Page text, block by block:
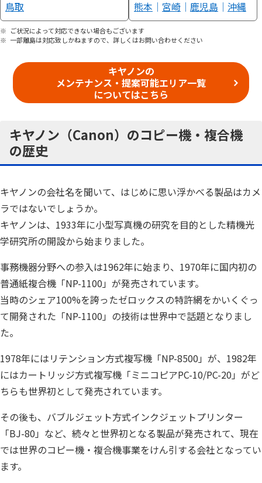
鳥取 熊本 ｜ 宮崎 ｜ 鹿児島 ｜ 沖縄
ご状況によって対応できない場合もございます
一部離島は対応致しかねますので、詳しくはお問い合わせください
キヤノンの
メンテナンス・提案可能エリア一覧
についてはこちら
キヤノン（Canon）のコピー機・複合機
の歴史
キヤノンの会社名を聞いて、はじめに思い浮かべる製品はカメ
ラではないでしょうか。
キヤノンは、1933年に小型写真機の研究を目的とした精機光
学研究所の開設から始まりました。
事務機器分野への参入は1962年に始まり、1970年に国内初の
普通紙複合機「NP-1100」が発売されています。
当時のシェア100%を誇ったゼロックスの特許網をかいくぐっ
て開発された「NP-1100」の技術は世界中で話題となりまし
た。
1978年にはリテンション方式複写機「NP-8500」が、1982年
にはカートリッジ方式複写機「ミニコピアPC-10/PC-20」がど
ちらも世界初として発売されています。
その後も、バブルジェット方式インクジェットプリンター
「BJ-80」など、続々と世界初となる製品が発売されて、現在
では世界のコピー機・複合機事業をけん引する会社となってい
ます。